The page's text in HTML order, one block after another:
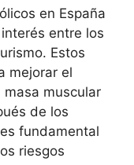
en España
entre los
Estos
mejorar el
muscular
de los
fundamental
riesgos